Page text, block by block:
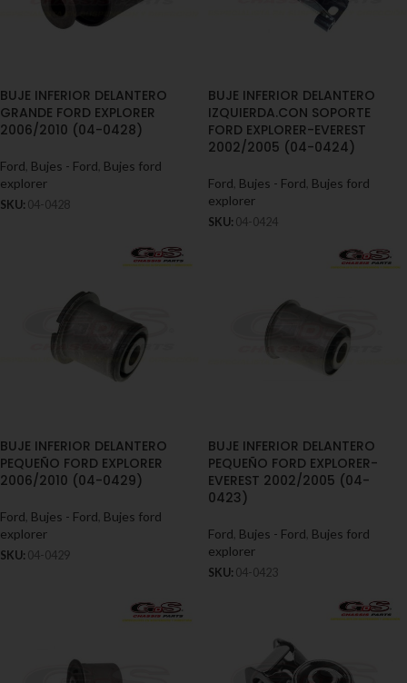
BUJE INFERIOR DELANTERO
GRANDE FORD EXPLORER
2006/2010 (04-0428)
Ford Bujes - Ford Bujes ford
explorer
SKU: 04-0428
BUJE INFERIOR DELANTERO
IZQUIERDA.CON SOPORTE
FORD EXPLORER-EVEREST
2002/2005 (04-0424)
Ford Bujes - Ford Bujes ford
explorer
SKU: 04-0424
BUJE INFERIOR DELANTERO
PEQUEÑO FORD EXPLORER
2006/2010 (04-0429)
Ford Bujes - Ford Bujes ford
explorer
SKU: 04-0429
BUJE INFERIOR DELANTERO
PEQUEÑO FORD EXPLORER-
EVEREST 2002/2005 (04-
0423)
Ford Bujes - Ford Bujes ford
explorer
SKU: 04-0423